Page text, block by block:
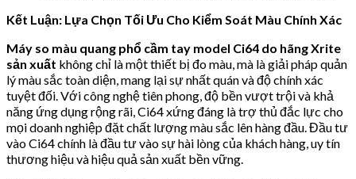
Kết Luận: Lựa Chọn Tối Ưu Cho Kiểm Soát Màu Chính Xác
Máy so màu quang phổ cầm tay model Ci64 do hãng Xrite
sản xuất không chỉ là một thiết bị đo màu, mà là giải pháp quản
lý màu sắc toàn diện, mang lại sự nhất quán và độ chính xác
tuyệt đối. Với công nghệ tiên phong, độ bền vượt trội và khả
năng ứng dụng rộng rãi, Ci64 xứng đáng là trợ thủ đắc lực cho
mọi doanh nghiệp đặt chất lượng màu sắc lên hàng đầu. Đầu tư
vào Ci64 chính là đầu tư vào sự hài lòng của khách hàng, uy tín
thương hiệu và hiệu quả sản xuất bền vững.